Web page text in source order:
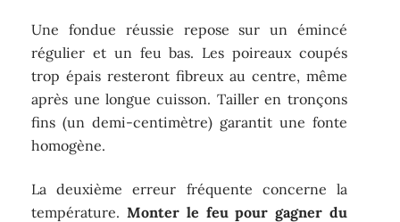
Une fondue réussie repose sur un émincé
régulier et un feu bas. Les poireaux coupés
trop épais resteront fibreux au centre, même
après une longue cuisson. Tailler en tronçons
fins (un demi-centimètre) garantit une fonte
homogène.
La deuxième erreur fréquente concerne la
température.Monter le feu pour gagner du